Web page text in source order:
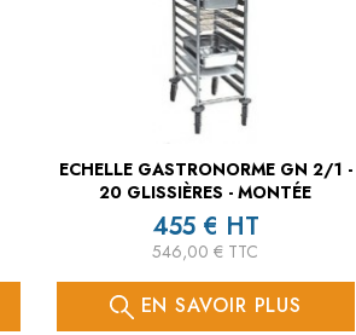
ECHELLE GASTRONORME GN 2/1 -
20 GLISSIÈRES - MONTÉE
455 € HT
546,00 € TTC
EN SAVOIR PLUS